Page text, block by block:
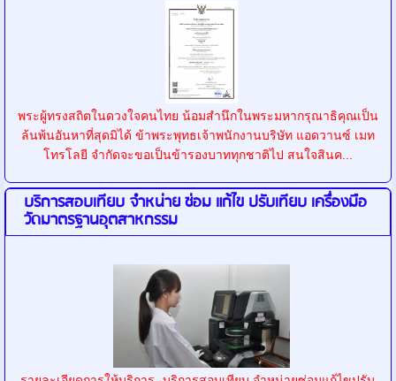
พระผู้ทรงสถิตในดวงใจคนไทย น้อมสำนึกในพระมหากรุณาธิคุณเป็น
ล้นพ้นอันหาที่สุดมิได้ ข้าพระพุทธเจ้าพนักงานบริษัท แอดวานซ์ เมท
โทรโลยี จำกัดจะขอเป็นข้ารองบาททุกชาติไป สนใจสินค...
บริการสอบเทียบ จำหน่าย ซ่อม แก้ไข ปรับเทียบ เครื่องมือ
วัดมาตรฐานอุตสาหกรรม